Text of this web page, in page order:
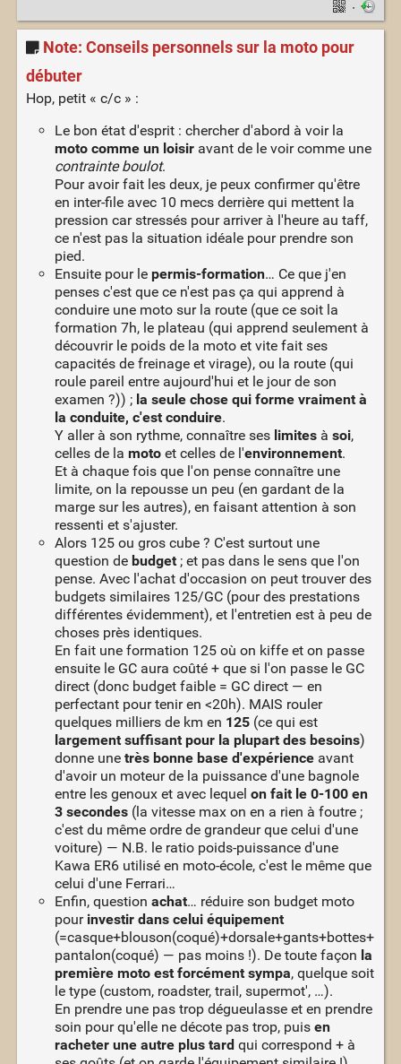
·
Note: Conseils personnels sur la moto pour
débuter
Hop, petit « c/c » :
Le bon état d'esprit : chercher d'abord à voir la
moto comme un loisiravant de le voir comme une
contrainte boulot.
Pour avoir fait les deux, je peux confirmer qu'être
en inter-file avec 10 mecs derrière qui mettent la
pression car stressés pour arriver à l'heure au taff,
ce n'est pas la situation idéale pour prendre son
pied.
Ensuite pour le permis-formation… Ce que j'en
penses c'est que ce n'est pas ça qui apprend à
conduire une moto sur la route (que ce soit la
formation 7h, le plateau (qui apprend seulement à
découvrir le poids de la moto et vite fait ses
capacités de freinage et virage), ou la route (qui
roule pareil entre aujourd'hui et le jour de son
examen ?)) ; la seule chose qui forme vraiment à
la conduite, c'est conduire.
Y aller à son rythme, connaître ses limitesà soi,
celles de la motoet celles de l'environnement.
Et à chaque fois que l'on pense connaître une
limite, on la repousse un peu (en gardant de la
marge sur les autres), en faisant attention à son
ressenti et s'ajuster.
Alors 125 ou gros cube ? C'est surtout une
question de budget; et pas dans le sens que l'on
pense. Avec l'achat d'occasion on peut trouver des
budgets similaires 125/GC (pour des prestations
différentes évidemment), et l'entretien est à peu de
choses près identiques.
En fait une formation 125 où on kiffe et on passe
ensuite le GC aura coûté + que si l'on passe le GC
direct (donc budget faible = GC direct — en
perfectant pour tenir en <20h). MAIS rouler
quelques milliers de km en 125(ce qui est
largement suffisant pour la plupart des besoins)
donne une très bonne base d'expérienceavant
d'avoir un moteur de la puissance d'une bagnole
entre les genoux et avec lequel on fait le 0-100 en
3 secondes(la vitesse max on en a rien à foutre ;
c'est du même ordre de grandeur que celui d'une
voiture) — N.B. le ratio poids-puissance d'une
Kawa ER6 utilisé en moto-école, c'est le même que
celui d'une Ferrari…
Enfin, question achat… réduire son budget moto
pour investir dans celui équipement
(=casque+blouson(coqué)+dorsale+gants+bottes+
pantalon(coqué) — pas moins !). De toute façon la
première moto est forcément sympa, quelque soit
le type (custom, roadster, trail, supermot', …).
En prendre une pas trop dégueulasse et en prendre
soin pour qu'elle ne décote pas trop, puis en
racheter une autre plus tardqui correspond + à